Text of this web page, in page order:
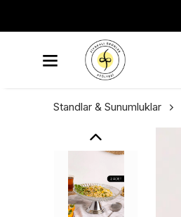
Standlar & Sunumluklar